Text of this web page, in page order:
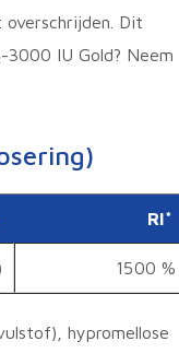
overschrijden. Dit
IU Gold? Neem
RI*
1500 %
hypromellose